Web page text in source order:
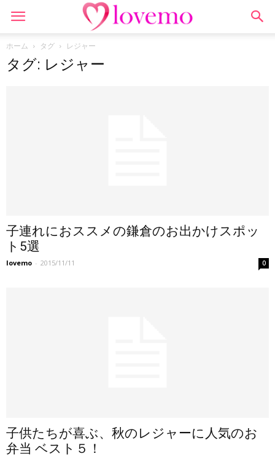
ホーム タグ レジャー
タグ: レジャー
子連れにおススメの鎌倉のお出かけスポッ
ト5選
lovemo - 2015/11/11 0
子供たちが喜ぶ、秋のレジャーに人気のお
弁当 ベスト５！